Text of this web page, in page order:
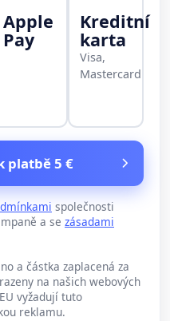
Apple
Pay
Kreditní
karta
Visa,
Mastercard
platbě 5 €
společnosti
a se zásadami
a částka zaplacená za
na našich webových
vyžadují tuto
reklamu.